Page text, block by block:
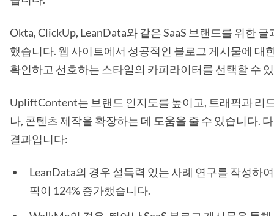
Okta, ClickUp, LeanData와 같은 SaaS 브랜드를 위한 글
했습니다. 웹 사이트에서 성공적인 블로그 게시물에 대
확인하고 선호하는 스타일의 카피라이터를 선택할 수
UpliftContent는 브랜드 인지도를 높이고, 트래픽과 리
나, 콘텐츠 제작을 확장하는 데 도움을 줄 수 있습니다.
결과입니다:
LeanData의 경우 설득력 있는 사례 연구를 작성하
픽이 124% 증가했습니다.